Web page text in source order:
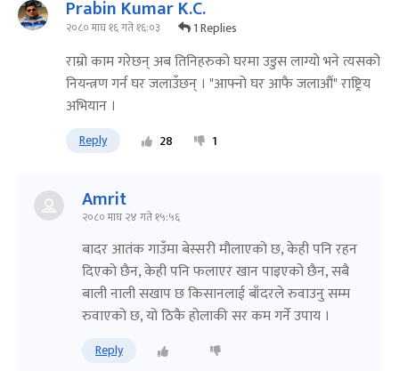
Prabin Kumar K.C.
२०८० माघ १६ गते १६:०३ 1 Replies
राम्रो काम गरेछन् अब तिनिहरुको घरमा उडुस लाग्यो भने त्यसको
नियन्त्रण गर्न घर जलाउँछन् । "आफ्नो घर आफै जलाऔं" राष्ट्रिय
अभियान ।
Reply 28 1
Amrit
२०८० माघ २४ गते १५:५६
बादर आतंक गाउँमा बेस्सरी मौलाएको छ, केही पनि रहन
दिएको छैन, केही पनि फलाएर खान पाइएको छैन, सबै
बाली नाली सखाप छ किसानलाई बाँदरले रुवाउनु सम्म
रुवाएको छ, यो ठिकै होलाकी सर कम गर्ने उपाय ।
Reply